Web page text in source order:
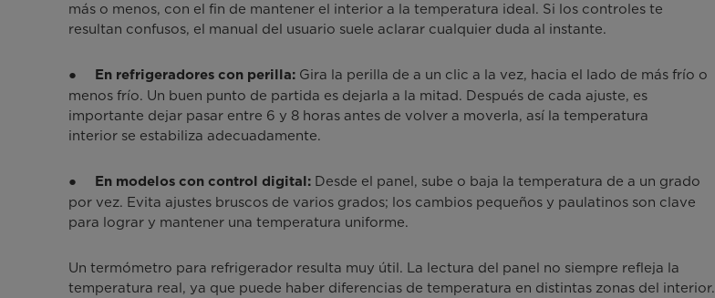
más o menos, con el fin de mantener el interior a la temperatura ideal. Si los controles te
resultan confusos, el manual del usuario suele aclarar cualquier duda al instante.
● En refrigeradores con perilla: Gira la perilla de a un clic a la vez, hacia el lado de más frío o
menos frío. Un buen punto de partida es dejarla a la mitad. Después de cada ajuste, es
importante dejar pasar entre 6 y 8 horas antes de volver a moverla, así la temperatura
interior se estabiliza adecuadamente.
● En modelos con control digital: Desde el panel, sube o baja la temperatura de a un grado
por vez. Evita ajustes bruscos de varios grados; los cambios pequeños y paulatinos son clave
para lograr y mantener una temperatura uniforme.
Un termómetro para refrigerador resulta muy útil. La lectura del panel no siempre refleja la
temperatura real, ya que puede haber diferencias de temperatura en distintas zonas del interior.